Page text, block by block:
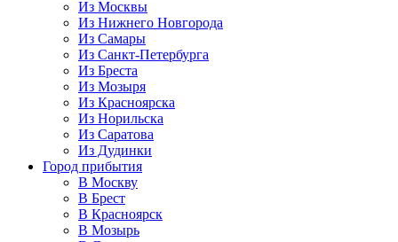
Из Москвы
Из Нижнего Новгорода
Из Самары
Из Санкт-Петербурга
Из Бреста
Из Мозыря
Из Красноярска
Из Норильска
Из Саратова
Из Дудинки
Город прибытия
В Москву
В Брест
В Красноярск
В Мозырь